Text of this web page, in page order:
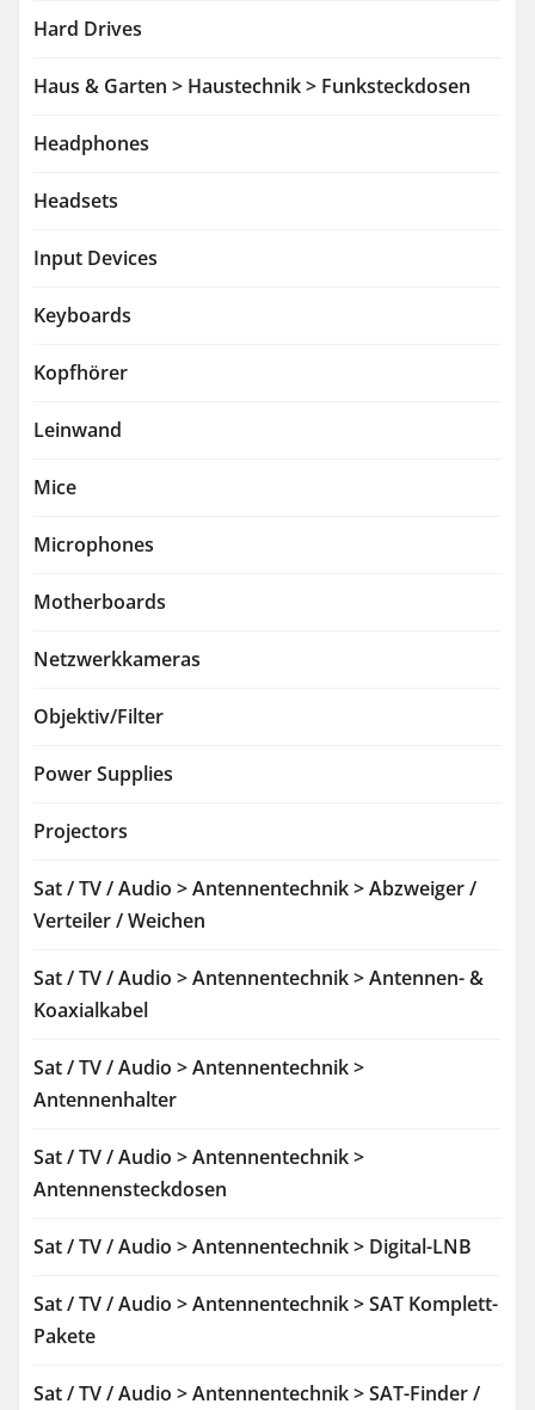
Hard Drives
Haus & Garten > Haustechnik > Funksteckdosen
Headphones
Headsets
Input Devices
Keyboards
Kopfhörer
Leinwand
Mice
Microphones
Motherboards
Netzwerkkameras
Objektiv/Filter
Power Supplies
Projectors
Sat / TV / Audio > Antennentechnik > Abzweiger /
Verteiler / Weichen
Sat / TV / Audio > Antennentechnik > Antennen- &
Koaxialkabel
Sat / TV / Audio > Antennentechnik >
Antennenhalter
Sat / TV / Audio > Antennentechnik >
Antennensteckdosen
Sat / TV / Audio > Antennentechnik > Digital-LNB
Sat / TV / Audio > Antennentechnik > SAT Komplett-
Pakete
Sat / TV / Audio > Antennentechnik > SAT-Finder /